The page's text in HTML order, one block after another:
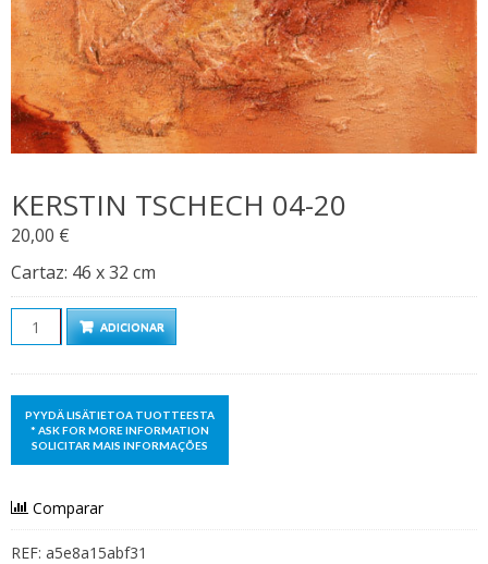
KERSTIN TSCHECH 04-20
20,00 €
Cartaz: 46 x 32 cm
QuantidadeADICIONAR
Comparar
REF: a5e8a15abf31